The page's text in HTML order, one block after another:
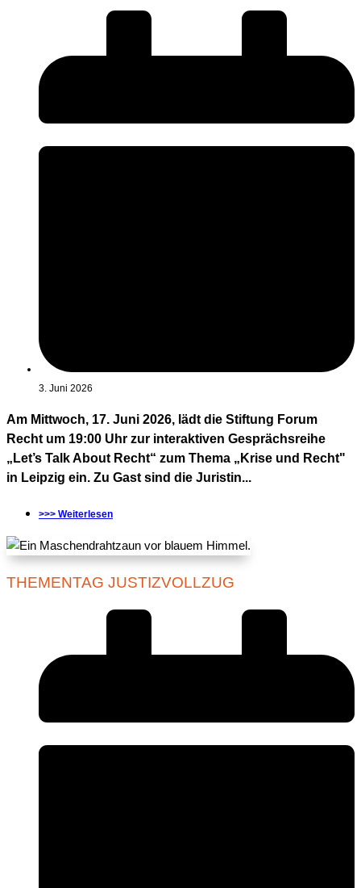
3. Juni 2026
Am Mittwoch, 17. Juni 2026, lädt die Stiftung Forum
Recht um 19:00 Uhr zur interaktiven Gesprächsreihe
„Let’s Talk About Recht“ zum Thema „Krise und Recht"
in Leipzig ein. Zu Gast sind die Juristin...
>>> Weiterlesen
THEMENTAG JUSTIZVOLLZUG